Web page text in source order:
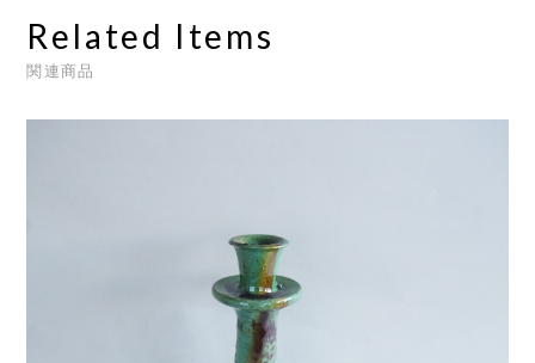
Related Items
関連商品